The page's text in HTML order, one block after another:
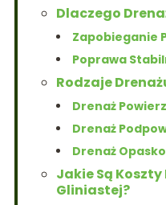
Dlaczego
Zapobieganie
Poprawa
Rodzaje
Drenaż
Drenaż
Drenaż
Jakie Są Koszty
Gliniastej?